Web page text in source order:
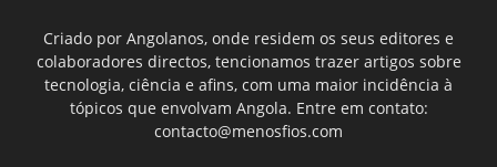
Criado por Angolanos, onde residem os seus editores e
colaboradores directos, tencionamos trazer artigos sobre
tecnologia, ciência e afins, com uma maior incidência à
tópicos que envolvam Angola. Entre em contato:
contacto@menosfios.com